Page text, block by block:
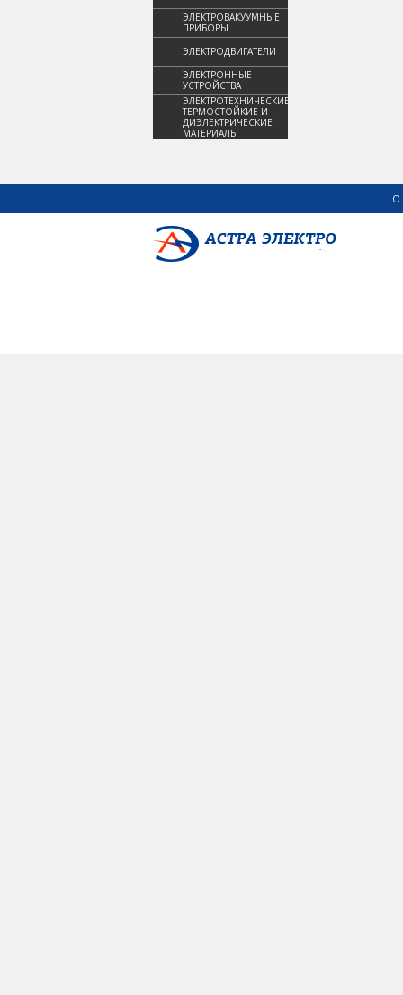
ЭЛЕКТРОВАКУУМНЫЕ
ПРИБОРЫ
ЭЛЕКТРОДВИГАТЕЛИ
ЭЛЕКТРОННЫЕ
УСТРОЙСТВА
ЭЛЕКТРОТЕХНИЧЕСКИЕ,
ТЕРМОСТОЙКИЕ И
ДИЭЛЕКТРИЧЕСКИЕ
МАТЕРИАЛЫ